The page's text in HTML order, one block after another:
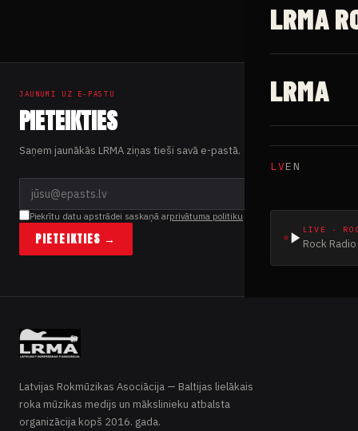
LRMA
LRMA
LVEN
LIVE ·
Rock
JAUNUMI UZ E-PASTU
PIETEIKTIES
Saņem jaunākās LRMA ziņas tieši savā e-pastā.
Piekrītu datu apstrādei saskaņā arprivātuma politiku
PIETEIKTIES →
Latvijas Rokmūzikas Asociācija — Baltijas lielākais
roka mūzikas medijs un mākslinieku atbalsta
organizācija kopš 2016. gada.